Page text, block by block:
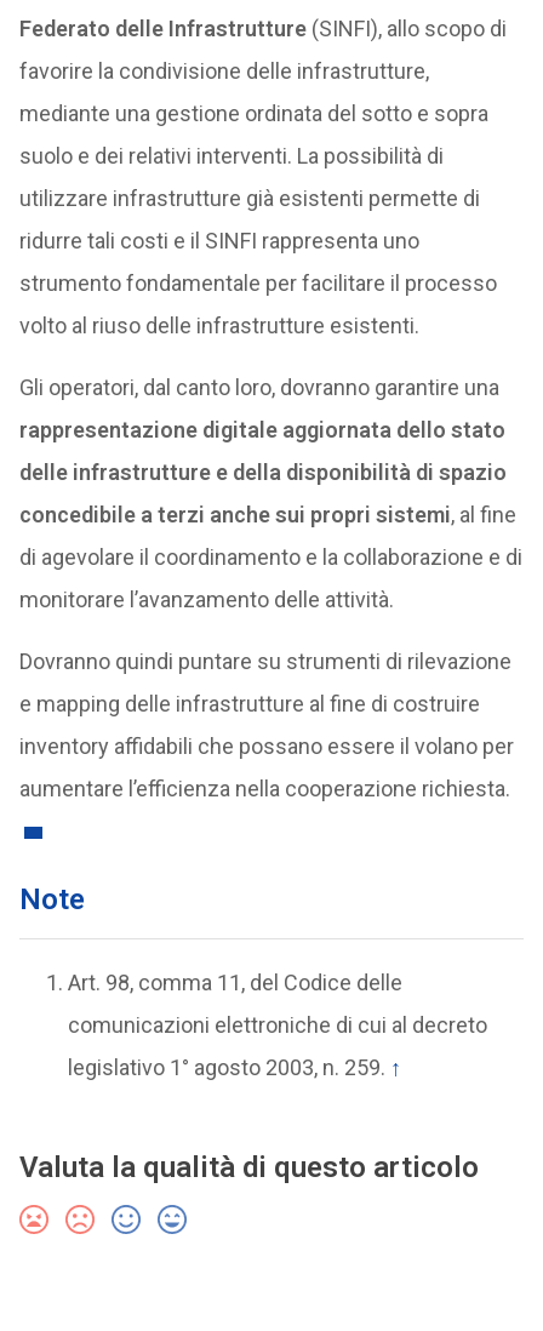
Federato delle Infrastrutture(SINFI), allo scopo di
favorire la condivisione delle infrastrutture,
mediante una gestione ordinata del sotto e sopra
suolo e dei relativi interventi. La possibilità di
utilizzare infrastrutture già esistenti permette di
ridurre tali costi e il SINFI rappresenta uno
strumento fondamentale per facilitare il processo
volto al riuso delle infrastrutture esistenti.
Gli operatori, dal canto loro, dovranno garantire una
rappresentazione digitale aggiornata dello stato
delle infrastrutture e della disponibilità di spazio
concedibile a terzi anche sui propri sistemi, al fine
di agevolare il coordinamento e la collaborazione e di
monitorare l’avanzamento delle attività.
Dovranno quindi puntare su strumenti di rilevazione
e mapping delle infrastrutture al fine di costruire
inventory affidabili che possano essere il volano per
aumentare l’efficienza nella cooperazione richiesta.
Note
Art. 98, comma 11, del Codice delle
comunicazioni elettroniche di cui al decreto
legislativo 1° agosto 2003, n. 259. ↑
Valuta la qualità di questo articolo